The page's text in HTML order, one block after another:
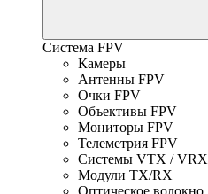
Система FPV
Камеры
Антенны FPV
Очки FPV
Объективы FPV
Мониторы FPV
Телеметрия FPV
Системы VTX / VRX
Модули TX/RX
Оптическое волокно